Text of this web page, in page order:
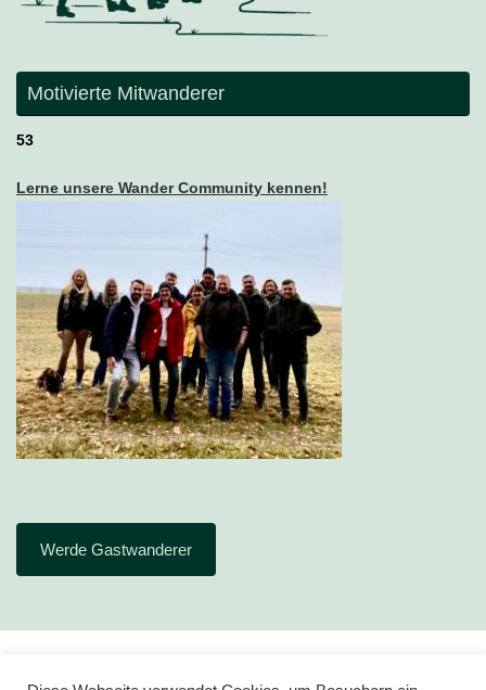
Motivierte Mitwanderer
53
Lerne unsere Wander Community kennen!
Werde Gastwanderer